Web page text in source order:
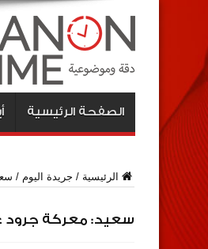
الصفحة الرئيسية
الرئيسية / جريدة اليوم /
سعيد: معركة جرود